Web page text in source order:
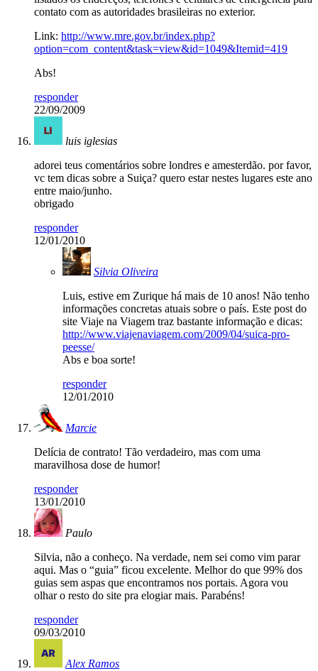
contato com as autoridades brasileiras no exterior.
Link: http://www.mre.gov.br/index.php?
option=com_content&task=view&id=1049&Itemid=419
Abs!
responder
22/09/2009
luis iglesias
adorei teus comentários sobre londres e amesterdão. por favor,
vc tem dicas sobre a Suiça? quero estar nestes lugares este ano
entre maio/junho.
obrigado
responder
12/01/2010
Silvia Oliveira
Luis, estive em Zurique há mais de 10 anos! Não tenho
informações concretas atuais sobre o país. Este post do
site Viaje na Viagem traz bastante informação e dicas:
http://www.viajenaviagem.com/2009/04/suica-pro-
peesse/
Abs e boa sorte!
responder
12/01/2010
Marcie
Delícia de contrato! Tão verdadeiro, mas com uma
maravilhosa dose de humor!
responder
13/01/2010
Paulo
Silvia, não a conheço. Na verdade, nem sei como vim parar
aqui. Mas o “guia” ficou excelente. Melhor do que 99% dos
guias sem aspas que encontramos nos portais. Agora vou
olhar o resto do site pra elogiar mais. Parabéns!
responder
09/03/2010
Alex Ramos